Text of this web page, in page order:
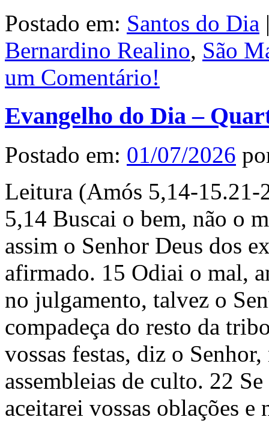
Postado em: Santos do Dia
Bernardino Realino, São
um Comentário!
Evangelho do Dia –
Postado em: 01/07/2026
Leitura (Amós 5,14-15.21-
5,14 Buscai o bem, não o
assim o Senhor Deus dos
afirmado. 15 Odiai o mal,
no julgamento, talvez o
compadeça do resto da
vossas festas, diz o
assembleias de culto. 22
aceitarei vossas oblações e